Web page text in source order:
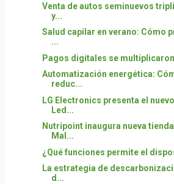
Venta de autos seminuevos
y...
Salud capilar en verano: Cómo
...
Pagos digitales se
Automatización energética:
reduc...
LG Electronics presenta el
Led...
Nutripoint inaugura nueva tienda
Mal...
¿Qué funciones permite el
La estrategia de
d...